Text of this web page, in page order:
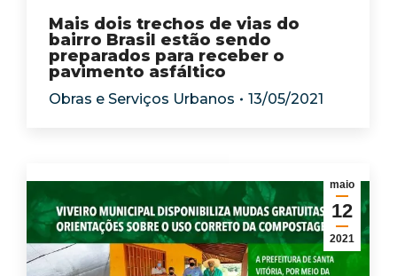
Mais dois trechos de vias do
bairro Brasil estão sendo
preparados para receber o
pavimento asfáltico
Obras e Serviços Urbanos 13/05/2021
maio
12
2021